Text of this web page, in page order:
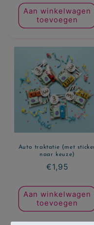
prijs
Aan winkelwagen
toevoegen
Auto traktatie (met
naar keuze)
Normale
€1,95
Aan winkelwagen
toevoegen